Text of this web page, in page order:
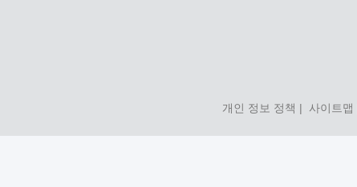
개인 정보 정책 | 사이트맵